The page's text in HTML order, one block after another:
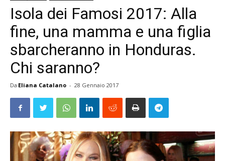
Isola dei Famosi 2017: Alla
fine, una mamma e una figlia
sbarcheranno in Honduras.
Chi saranno?
Da Eliana Catalano - 28 Gennaio 2017